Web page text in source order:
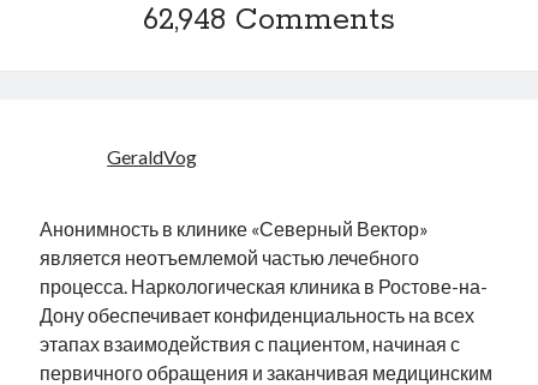
62,948 Comments
GeraldVog
Анонимность в клинике «Северный Вектор»
является неотъемлемой частью лечебного
процесса. Наркологическая клиника в Ростове-на-
Дону обеспечивает конфиденциальность на всех
этапах взаимодействия с пациентом, начиная с
первичного обращения и заканчивая медицинским